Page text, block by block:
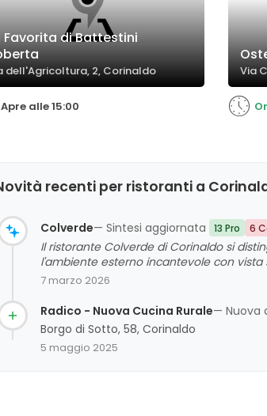
Favorita di Battestini
dell'Agricoltura, 2, Corinaldo
Apre alle 15:00
Via
recenti per ristoranti a
Colverde— Sintesi aggiornata 13 Pro 6
Il ristorante Colverde di Corinaldo si
l'ambiente esterno incantevole con
un servizio generalmente efficiente e
percepita come un'ottima scelta per
7 marzo 2026
Radico - Nuova Cucina Rurale— Nuova
Borgo di Sotto, 58, Corinaldo
5 maggio 2025